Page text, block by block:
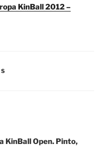
KinBall 2012 –
KinBall Open. Pinto,